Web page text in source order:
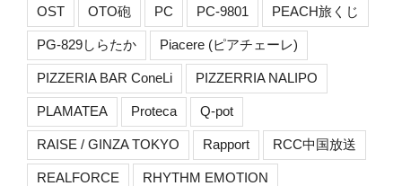
OST OTO砲 PC PC-9801 PEACH旅くじ
PG-829しらたか Piacere (ピアチェーレ)
PIZZERIA BAR ConeLi PIZZERRIA NALIPO
PLAMATEA Proteca Q-pot
RAISE / GINZA TOKYO Rapport RCC中国放送
REALFORCE RHYTHM EMOTION